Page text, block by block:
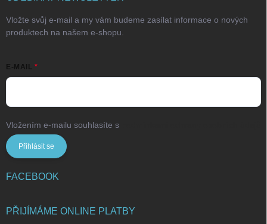
Vložte svůj e-mail a my vám budeme zasílat informace o nových
produktech na našem e-shopu.
E-MAIL
Vložením e-mailu souhlasíte s
Přihlásit se
FACEBOOK
PŘIJÍMÁME ONLINE PLATBY